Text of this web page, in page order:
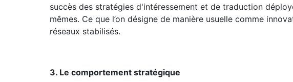
succès des stratégies d'intéressement et de traduction
mêmes. Ce que l’on désigne de manière usuelle comme
réseaux stabilisés.
3. Le comportement stratégique